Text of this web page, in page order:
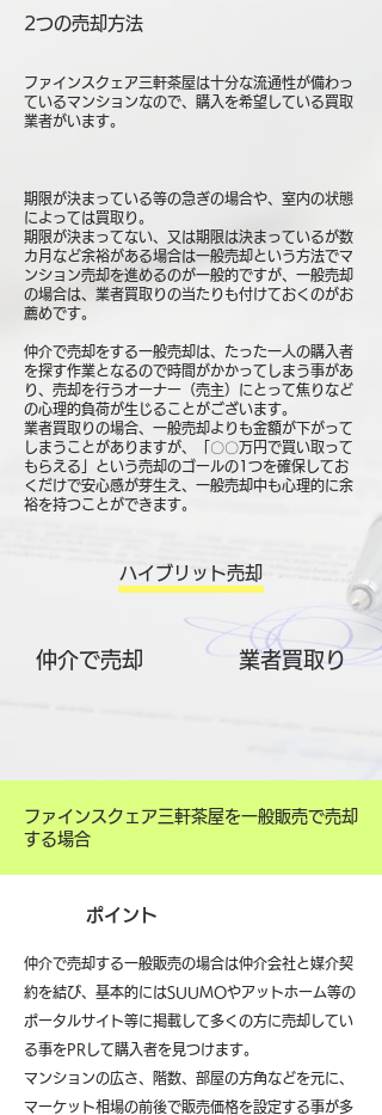
2つの売却方法
ファインスクェア三軒茶屋は十分な流通性が備わっ
ているマンションなので、購入を希望している買取
業者がいます。
期限が決まっている等の急ぎの場合や、室内の状態
によっては買取り。
期限が決まってない、又は期限は決まっているが数
カ月など余裕がある場合は一般売却という方法でマ
ンション売却を進めるのが一般的ですが、一般売却
の場合は、業者買取りの当たりも付けておくのがお
薦めです。
仲介で売却をする一般売却は、たった一人の購入者
を探す作業となるので時間がかかってしまう事があ
り、売却を行うオーナー（売主）にとって焦りなど
の心理的負荷が生じることがございます。
業者買取りの場合、一般売却よりも金額が下がって
しまうことがありますが、「〇〇万円で買い取って
もらえる」という売却のゴールの1つを確保してお
くだけで安心感が芽生え、一般売却中も心理的に余
裕を持つことができます。
ハイブリット売却
仲介で売却 ​業者買取り
ファインスクェア三軒茶屋を一般販売で売却
する場合
ポイント
仲介で売却する一般販売の場合は仲介会社と媒介契
約を結び、基本的にはSUUMOやアットホーム等の
ポータルサイト等に掲載して多くの方に売却してい
る事をPRして購入者を見つけます。
マンションの広さ、階数、部屋の方角などを元に、
マーケット相場の前後で販売価格を設定する事が多